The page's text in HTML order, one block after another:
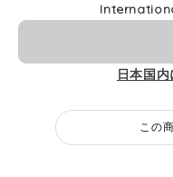
日本国
この